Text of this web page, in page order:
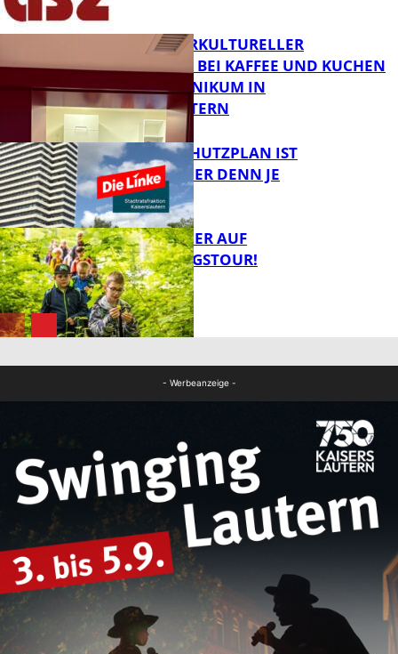
FB News
FB News
FB Gesundheit
NEUER INTERKULTURELLER
TREFFPUNKT BEI KAFFEE UND KUCHEN
IM PFALZKLINIKUM IN
KAISERSLAUTERN
FB News
EIN HITZESCHUTZPLAN IST
NOTWENDIGER DENN JE
MIT DEM JÄGER AUF
ENTDECKUNGSTOUR!
- Werbeanzeige -